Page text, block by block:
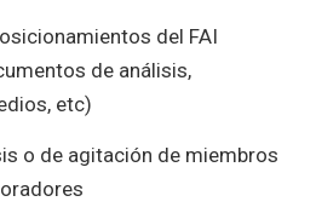
del FAI
de análisis,
etc)
o de agitación de miembros